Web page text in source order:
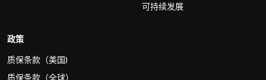
可持续发展
政策
质保条款（美国)
质保条款（全球）